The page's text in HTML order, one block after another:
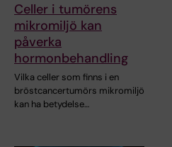
Celler i tumörens
mikromiljö kan
påverka
hormonbehandling
Vilka celler som finns i en
bröstcancertumörs mikromiljö
kan ha betydelse…